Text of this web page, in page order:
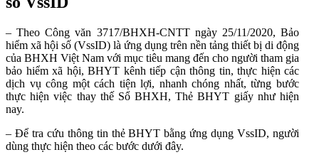
– Theo Công văn 3717/BHXH-CNTT ngày 25/11/2020, Bảo
hiểm xã hội số (VssID) là ứng dụng trên nền tảng thiết bị di động
của BHXH Việt Nam với mục tiêu mang đến cho người tham gia
bảo hiểm xã hội, BHYT kênh tiếp cận thông tin, thực hiện các
dịch vụ công một cách tiện lợi, nhanh chóng nhất, từng bước
thực hiện việc thay thế Sổ BHXH, Thẻ BHYT giấy như hiện
nay.
– Để tra cứu thông tin thẻ BHYT bằng ứng dụng VssID, người
dùng thực hiện theo các bước dưới đây.